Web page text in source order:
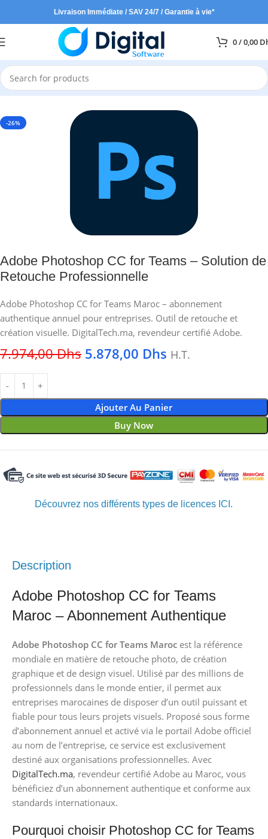
Livraison Immédiate / SAV 24/7 / Garantie à vie*
0/0,00
Accueil Adobe
-26%
Adobe Photoshop CC for Teams – Solution de
Retouche Professionnelle
Adobe Photoshop CC for Teams Maroc – abonnement
authentique annuel pour entreprises. Outil de retouche et
création visuelle. DigitalTech.ma, revendeur certifié Adobe.
7.974,00Dhs 5.878,00 Dhs H.T.
Ajouter Au Panier
Buy Now
Découvrez nos différents types de licences ICI.
Description
Adobe Photoshop CC for Teams
Maroc – Abonnement Authentique
Adobe Photoshop CC for Teams Maroc est la référence
mondiale en matière de retouche photo, de création
graphique et de design visuel. Utilisé par des millions de
professionnels dans le monde entier, il permet aux
entreprises marocaines de disposer d’un outil puissant et
fiable pour tous leurs projets visuels. Proposé sous forme
d’abonnement annuel et activé via le portail Adobe officiel
au nom de l’entreprise, ce service est exclusivement
destiné aux organisations professionnelles. Avec
DigitalTech.ma, revendeur certifié Adobe au Maroc, vous
bénéficiez d’un abonnement authentique et conforme aux
standards internationaux.
Pourquoi choisir Photoshop CC for Teams